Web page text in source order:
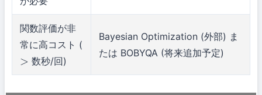
関数評価が非
常に高コスト (
> 数秒/回)
Bayesian Optimization (外部) ま
たは BOBYQA (将来追加予定)